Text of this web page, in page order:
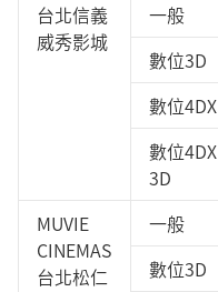
台北信義
威秀影城
一般
數位3D
數位4DX
數位4DX
3D
MUVIE
CINEMAS
台北松仁
一般
數位3D